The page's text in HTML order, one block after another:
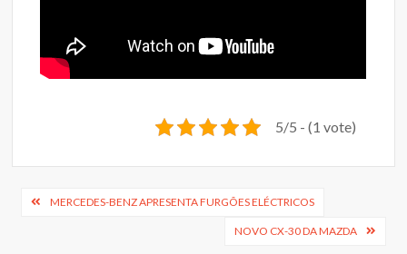
5/5 - (1 vote)
Navegação
MERCEDES-BENZ APRESENTA FURGÕES ELÉCTRICOS
NOVO CX-30 DA MAZDA